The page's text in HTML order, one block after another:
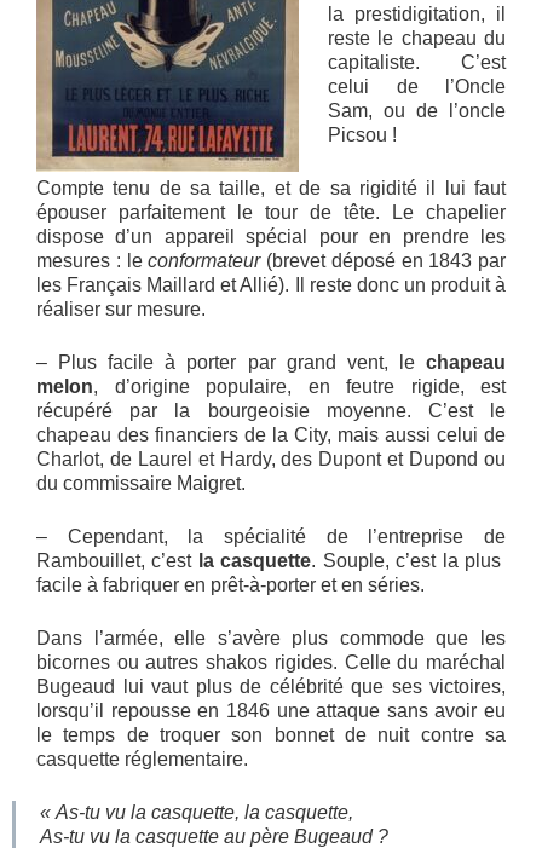
la prestidigitation, il
reste le chapeau du
capitaliste. C’est
celui de l’Oncle
Sam, ou de l’oncle
Picsou !
Compte tenu de sa taille, et de sa rigidité il lui faut
épouser parfaitement le tour de tête. Le chapelier
dispose d’un appareil spécial pour en prendre les
mesures : leconformateur(brevet déposé en 1843 par
les Français Maillard et Allié). Il reste donc un produit à
réaliser sur mesure.
– Plus facile à porter par grand vent, le chapeau
melon, d’origine populaire, en feutre rigide, est
récupéré par la bourgeoisie moyenne. C’est le
chapeau des financiers de la City, mais aussi celui de
Charlot, de Laurel et Hardy, des Dupont et Dupond ou
du commissaire Maigret.
– Cependant, la spécialité de l’entreprise de
Rambouillet, c’est la casquette. Souple, c’est la plus
facile à fabriquer en prêt-à-porter et en séries.
Dans l’armée, elle s’avère plus commode que les
bicornes ou autres shakos rigides. Celle du maréchal
Bugeaud lui vaut plus de célébrité que ses victoires,
lorsqu’il repousse en 1846 une attaque sans avoir eu
le temps de troquer son bonnet de nuit contre sa
casquette réglementaire.
« As-tu vu la casquette, la casquette,
As-tu vu la casquette au père Bugeaud ?